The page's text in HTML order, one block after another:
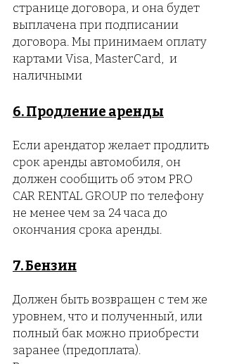
странице договора, и она будет
выплачена при подписании
договора. Мы принимаем оплату
картами Visa, MasterCard, и
наличными
6. Продление аренды
Если арендатор желает продлить
срок аренды автомобиля, он
должен сообщить об этом PRO
CAR RENTAL GROUP по телефону
не менее чем за 24 часа до
окончания срока аренды.
7. Бензин
Должен быть возвращен с тем же
уровнем, что и полученный, или
полный бак можно приобрести
заранее (предоплата).